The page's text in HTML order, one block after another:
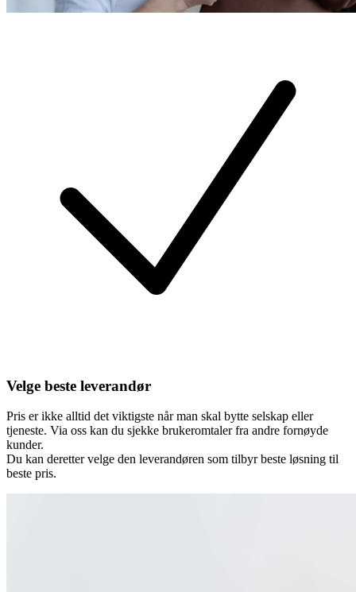
Velge beste leverandør
Pris er ikke alltid det viktigste når man skal bytte selskap eller
tjeneste. Via oss kan du sjekke brukeromtaler fra andre fornøyde
kunder.
Du kan deretter velge den leverandøren som tilbyr beste løsning til
beste pris.